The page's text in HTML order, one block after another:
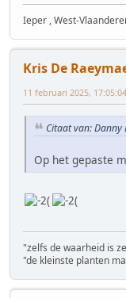
Ieper , West-
Kris De
11 februari 2025, 17:05:04
Citaat van:
Op het gepaste
"zelfs de waarheid is
"de kleinste planten